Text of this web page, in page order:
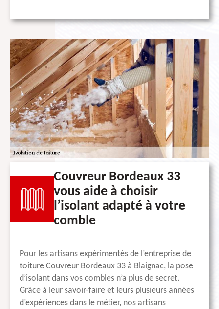
Couvreur Bordeaux 33
vous aide à choisir
l’isolant adapté à votre
comble
Pour les artisans expérimentés de l’entreprise de
toiture Couvreur Bordeaux 33 à Blaignac, la pose
d’isolant dans vos combles n’a plus de secret.
Grâce à leur savoir-faire et leurs plusieurs années
d’expériences dans le métier, nos artisans